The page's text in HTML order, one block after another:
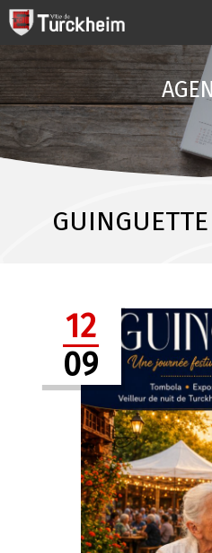
GUINGUETTE
12
09